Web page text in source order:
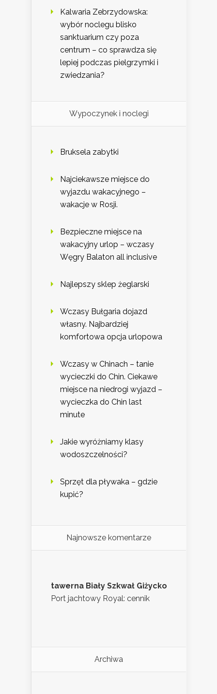
Kalwaria Zebrzydowska:
wybór noclegu blisko
sanktuarium czy poza
centrum – co sprawdza się
lepiej podczas pielgrzymki i
zwiedzania?
Wypoczynek i noclegi
Bruksela zabytki
Najciekawsze miejsce do
wyjazdu wakacyjnego –
wakacje w Rosji.
Bezpieczne miejsce na
wakacyjny urlop – wczasy
Węgry Balaton all inclusive
Najlepszy sklep żeglarski
Wczasy Bułgaria dojazd
własny. Najbardziej
komfortowa opcja urlopowa
Wczasy w Chinach – tanie
wycieczki do Chin. Ciekawe
miejsce na niedrogi wyjazd –
wycieczka do Chin last
minute
Jakie wyróżniamy klasy
wodoszczelności?
Sprzęt dla pływaka – gdzie
kupić?
Najnowsze komentarze
tawerna Biały Szkwał Giżycko
Port jachtowy Royal: cennik
Archiwa